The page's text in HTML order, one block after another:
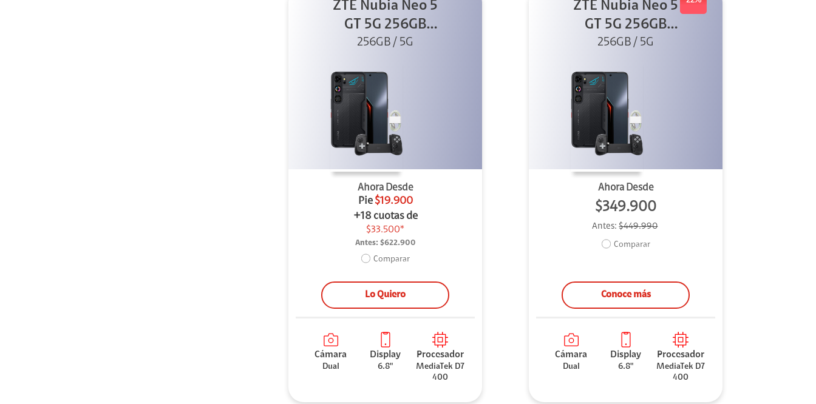
ZTE Nubia Neo 5
GT 5G 256GB
Negro + GPAD +
256GB / 5G
Ahora Desde
Pie $19.900
+18 cuotas de
$33.500*
Antes: $622.900
Comparar
Lo Quiero
Cámara
Dual
Display
6.8"
Procesador
MediaTek D7
400
ZTE Nubia Neo 5
GT 5G 256GB
Negro + GPAD +
256GB / 5G
Ahora Desde
$349.900
Antes:$449.990
Comparar
Conoce más
Cámara
Dual
Display
6.8"
Procesador
MediaTek D7
400